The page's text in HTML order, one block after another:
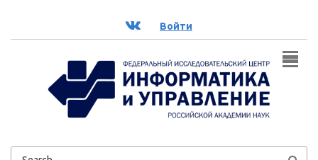
ВК Войти